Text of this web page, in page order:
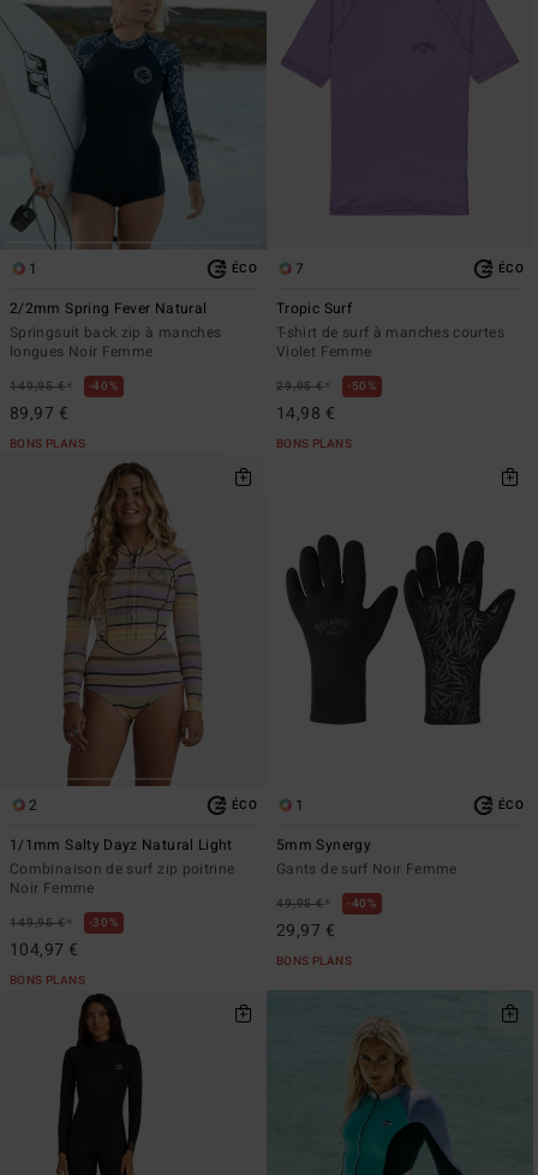
1 ÉCO
2/2mm Spring Fever Natural
Springsuit back zip à manches
longues Noir Femme
149,95 €* 40%
89,97 €
BONS PLANS
7 ÉCO
Tropic Surf
T-shirt de surf à manches courtes
Violet Femme
29,95 €* 50%
14,98 €
BONS PLANS
2 ÉCO
1/1mm Salty Dayz Natural Light
Combinaison de surf zip poitrine
Noir Femme
149,95 €* 30%
104,97 €
BONS PLANS
1 ÉCO
5mm Synergy
Gants de surf Noir Femme
49,95 €* 40%
29,97 €
BONS PLANS